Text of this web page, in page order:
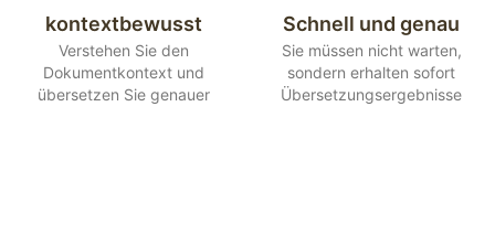
kontextbewusst
Verstehen Sie den
Dokumentkontext und
übersetzen Sie genauer
Schnell und genau
Sie müssen nicht warten,
sondern erhalten sofort
Übersetzungsergebnisse